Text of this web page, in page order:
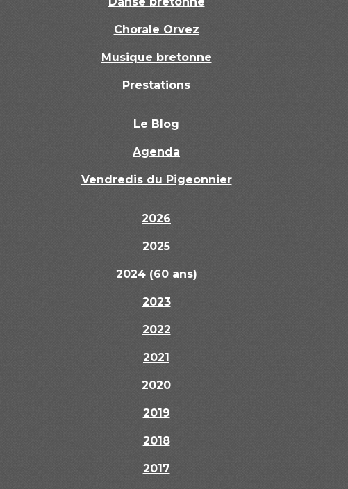
Chorale Orvez
Musique bretonne
Prestations
Le Blog
Agenda
Vendredis du Pigeonnier
2026
2025
2024 (60 ans)
2023
2022
2021
2020
2019
2018
2017